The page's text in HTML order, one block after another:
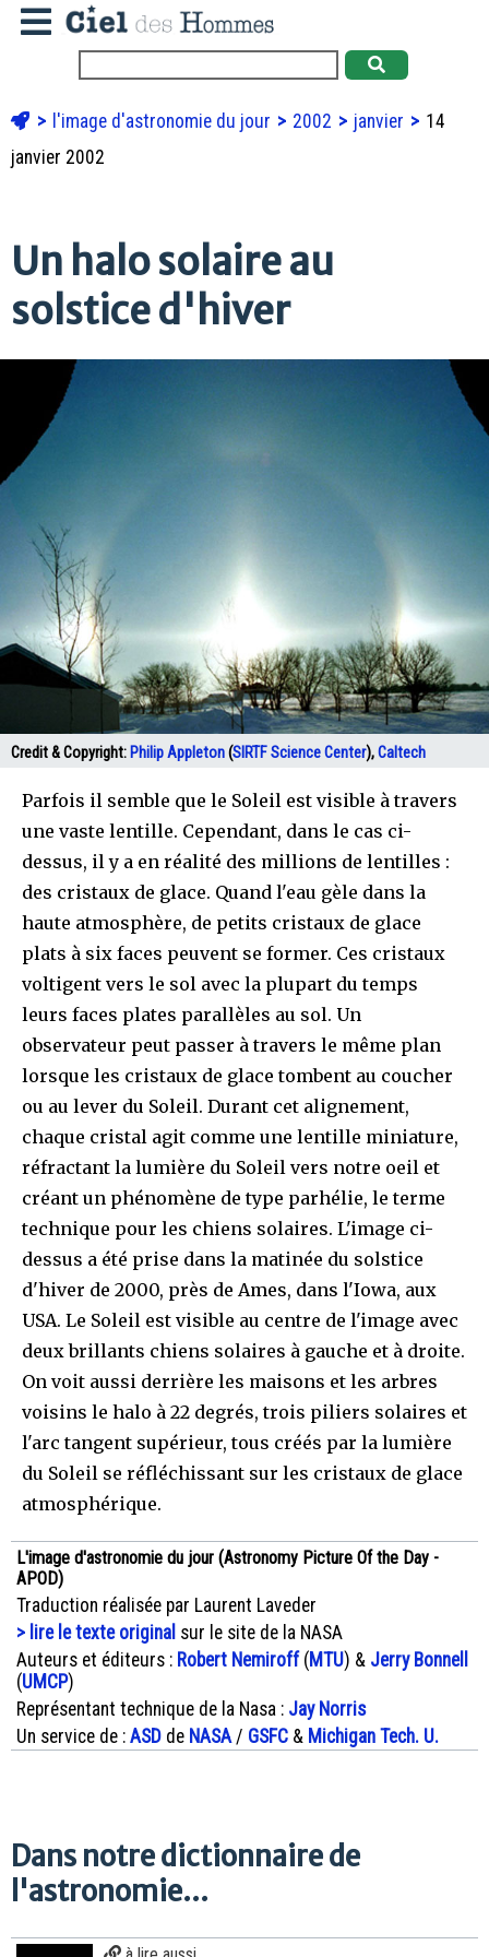
l'image d'astronomie du jour 2002 janvier
14
janvier 2002
Un halo solaire au
solstice d'hiver
Credit & Copyright: Philip Appleton(SIRTF Science Center),Caltech
Parfois il semble que le Soleil est visible à travers
une vaste lentille. Cependant, dans le cas ci-
dessus, il y a en réalité des millions de lentilles :
des cristaux de glace. Quand l'eau gèle dans la
haute atmosphère, de petits cristaux de glace
plats à six faces peuvent se former. Ces cristaux
voltigent vers le sol avec la plupart du temps
leurs faces plates parallèles au sol. Un
observateur peut passer à travers le même plan
lorsque les cristaux de glace tombent au coucher
ou au lever du Soleil. Durant cet alignement,
chaque cristal agit comme une lentille miniature,
réfractant la lumière du Soleil vers notre oeil et
créant un phénomène de type parhélie, le terme
technique pour les chiens solaires. L'image ci-
dessus a été prise dans la matinée du solstice
d'hiver de 2000, près de Ames, dans l'Iowa, aux
USA. Le Soleil est visible au centre de l'image avec
deux brillants chiens solaires à gauche et à droite.
On voit aussi derrière les maisons et les arbres
voisins le halo à 22 degrés, trois piliers solaires et
l'arc tangent supérieur, tous créés par la lumière
du Soleil se réfléchissant sur les cristaux de glace
atmosphérique.
L'image d'astronomie du jour (Astronomy Picture Of the Day -
APOD)
Traduction réalisée par Laurent Laveder
> lire le texte original sur le site de la NASA
Auteurs et éditeurs : Robert Nemiroff( MTU) & Jerry Bonnell
(UMCP)
Représentant technique de la Nasa : Jay Norris
Un service de : ASD de NASA/ GSFC & Michigan Tech. U.
Dans notre dictionnaire de
l'astronomie...